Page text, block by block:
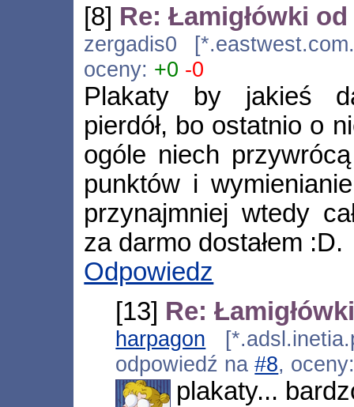
[8] Re: Łamigłówki od
zergadis0
oceny: +0 -0
Plakaty by jakieś
pierdół, bo ostatnio o
ogóle niech
punktów i
przynajmniej wtedy
za darmo dostałem :D.
Odpowiedz
[13] Re:
harpagon
odpowiedź na#8,
plakaty...